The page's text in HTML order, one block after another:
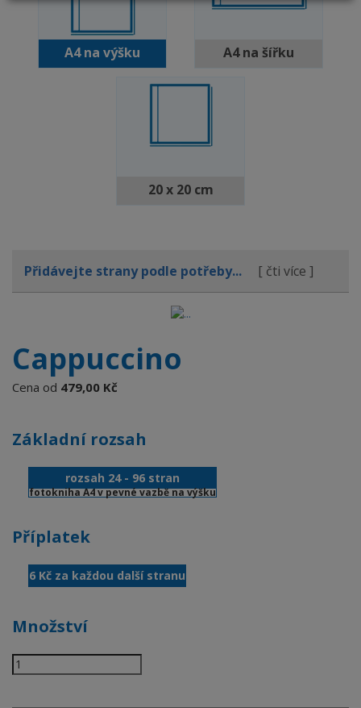
A4 na výšku A4 na šířku
20 x 20 cm
Přidávejte strany podle potřeby... [ čti více ]
Cappuccino
Cena od 479,00 Kč
Základní rozsah
rozsah 24 - 96 stran
fotokniha A4 v pevné vazbě na výšku
Příplatek
6 Kč za každou další stranu
Množství